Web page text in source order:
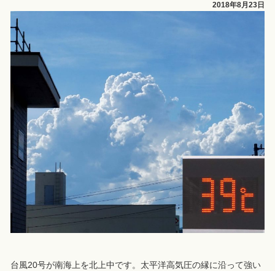
2018年8月23日
台風20号が南海上を北上中です。太平洋高気圧の縁に沿って強い